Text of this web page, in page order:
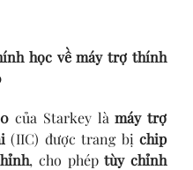
học về máy trợ thính
của Starkey làmáy trợ
(IIC) được trang bị chip
, cho phéptùy chỉnh